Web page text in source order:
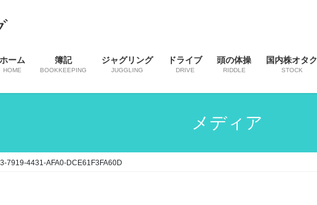
ホーム
HOME
簿記
BOOKKEEPING
ジャグリング
JUGGLING
ドライブ
DRIVE
頭の体操
RIDDLE
国内株オタク
STOCK
メディア
7919-4431-AFA0-DCE61F3FA60D